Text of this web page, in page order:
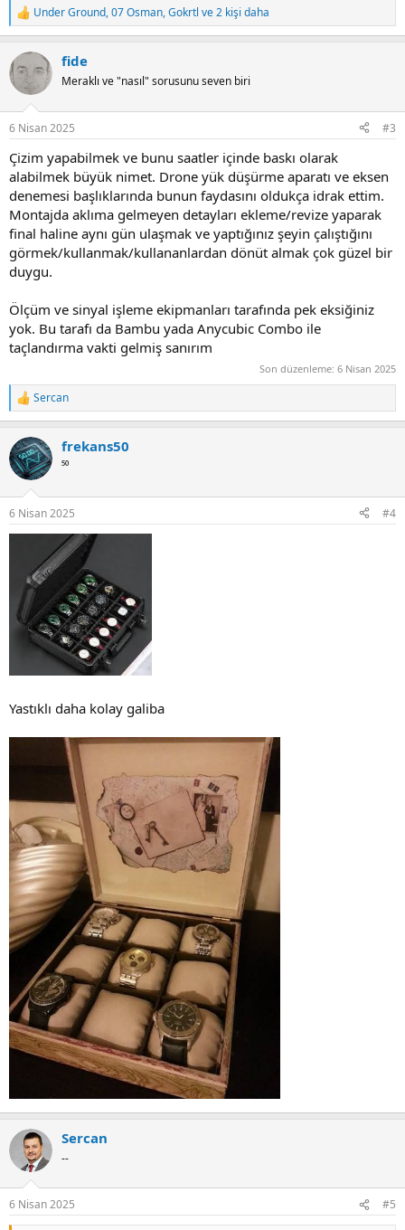
R
e
c
t
i
s
Under Ground,07 Osman,Gokrtl ve 2 kişi daha
fide
Meraklı ve "nasıl" sorusunu seven biri
6 Nisan 2025 #3
Çizim yapabilmek ve bunu saatler içinde baskı olarak
alabilmek büyük nimet. Drone yük düşürme aparatı ve eksen
denemesi başlıklarında bunun faydasını oldukça idrak ettim.
Montajda aklıma gelmeyen detayları ekleme/revize yaparak
final haline aynı gün ulaşmak ve yaptığınız şeyin çalıştığını
görmek/kullanmak/kullananlardan dönüt almak çok güzel bir
duygu.
Ölçüm ve sinyal işleme ekipmanları tarafında pek eksiğiniz
yok. Bu tarafı da Bambu yada Anycubic Combo ile
taçlandırma vakti gelmiş sanırım
Son düzenleme: 6 Nisan 2025
R
e
c
t
i
s
:
Sercan
frekans50
⁵⁰
6 Nisan 2025 #4
Yastıklı daha kolay galiba
Sercan
--
6 Nisan 2025 #5